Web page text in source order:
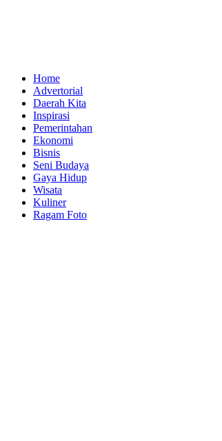
Home
Advertorial
Daerah Kita
Inspirasi
Pemerintahan
Ekonomi
Bisnis
Seni Budaya
Gaya Hidup
Wisata
Kuliner
Ragam Foto